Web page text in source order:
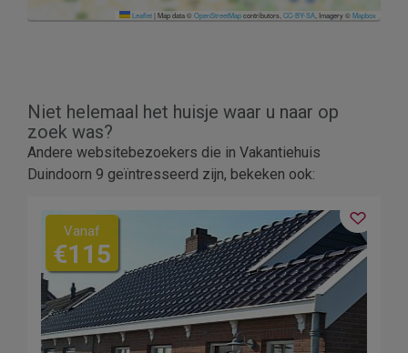
Leaflet|Map data ©OpenStreetMapcontributors,CC-BY-SA, Imagery ©Mapbox
Niet helemaal het huisje waar u naar op
zoek was?
Andere websitebezoekers die in Vakantiehuis
Duindoorn 9 geïntresseerd zijn, bekeken ook:
Vanaf
€115